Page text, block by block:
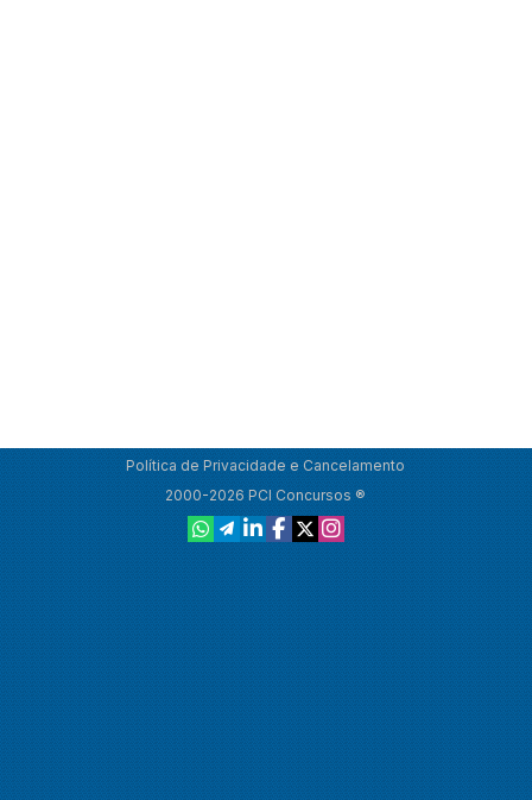
Política de Privacidade e Cancelamento
2000-2026 PCI Concursos ®